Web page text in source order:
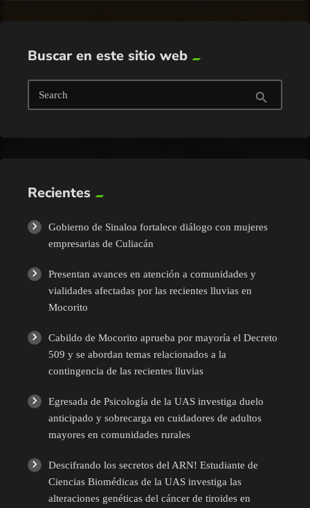
Buscar en este sitio web
Search search
Recientes
Gobierno de Sinaloa fortalece diálogo con mujeres
empresarias de Culiacán
Presentan avances en atención a comunidades y
vialidades afectadas por las recientes lluvias en
Mocorito
Cabildo de Mocorito aprueba por mayoría el Decreto
509 y se abordan temas relacionados a la
contingencia de las recientes lluvias
Egresada de Psicología de la UAS investiga duelo
anticipado y sobrecarga en cuidadores de adultos
mayores en comunidades rurales
Descifrando los secretos del ARN! Estudiante de
Ciencias Biomédicas de la UAS investiga las
alteraciones genéticas del cáncer de tiroides en